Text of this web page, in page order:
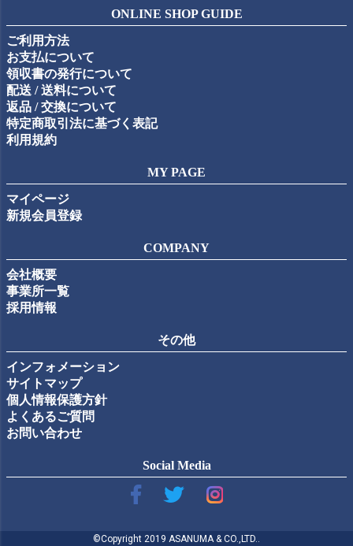
ップ
ONLINE SHOP GUIDE
ご利用方法
お支払について
領収書の発行について
配送 / 送料について
返品 / 交換について
特定商取引法に基づく表記
利用規約
MY PAGE
マイページ
新規会員登録
COMPANY
会社概要
事業所一覧
採用情報
その他
インフォメーション
サイトマップ
個人情報保護方針
よくあるご質問
お問い合わせ
Social Media
©Copyright 2019 ASANUMA & CO.,LTD..